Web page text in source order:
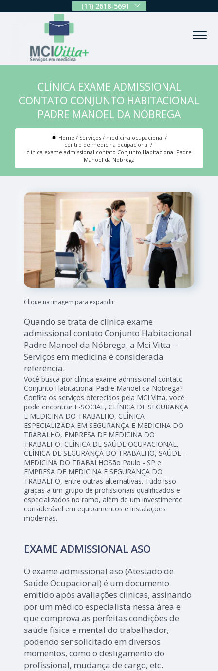
(11) 2618-5691
CLÍNICA EXAME ADMISSIONAL
CONTATO CONJUNTO HABITACIONAL
PADRE MANOEL DA NÓBREGA
Home Serviços
medicina ocupacional
centro de medicina ocupacional
clínica exame admissional contato Conjunto Habitacional Padre
Manoel da Nóbrega
Clique na imagem para expandir
Quando se trata de clínica exame
admissional contato Conjunto Habitacional
Padre Manoel da Nóbrega, a Mci Vitta –
Serviços em medicina é considerada
referência.
Você busca por clínica exame admissional contato
Conjunto Habitacional Padre Manoel da Nóbrega?
Confira os serviços oferecidos pela MCI Vitta, você
pode encontrar E-SOCIAL, CLÍNICA DE SEGURANÇA
E MEDICINA DO TRABALHO, CLÍNICA
ESPECIALIZADA EM SEGURANÇA E MEDICINA DO
TRABALHO, EMPRESA DE MEDICINA DO
TRABALHO, CLÍNICA DE SAÚDE OCUPACIONAL,
CLÍNICA DE SEGURANÇA DO TRABALHO, SAÚDE -
MEDICINA DO TRABALHOSão Paulo - SP e
EMPRESA DE MEDICINA E SEGURANÇA DO
TRABALHO, entre outras alternativas. Tudo isso
graças a um grupo de profissionais qualificados e
especializados no ramo, além de um investimento
considerável em equipamentos e instalações
modernas.
EXAME ADMISSIONAL ASO
O exame admissional aso (Atestado de
Saúde Ocupacional) é um documento
emitido após avaliações clínicas, assinando
por um médico especialista nessa área e
que comprova as perfeitas condições de
saúde física e mental do trabalhador,
podendo ser solicitado em diversos
momentos, como o desligamento do
profissional, mudança de cargo, etc.